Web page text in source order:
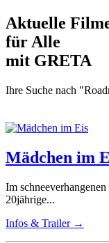
Aktuelle
für Alle
mit GRETA
Ihre Suche nach
Mädchen im
Im
20jährige...
Infos & Trailer →